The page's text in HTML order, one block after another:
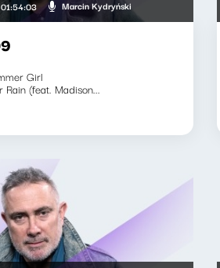
01:54:03 Marcin Kydryński
Girl
(feat. Madison...